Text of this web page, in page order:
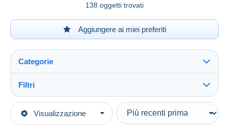
138 oggetti trovati
Aggiungere ai miei preferiti
Visualizzazione
Categorie
Categorie principali
Filtri
Tipo di vendita
In corso